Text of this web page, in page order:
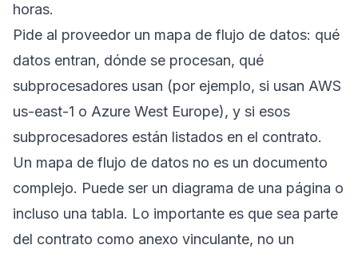
horas.
Pide al proveedor un mapa de flujo de datos: qué
datos entran, dónde se procesan, qué
subprocesadores usan (por ejemplo, si usan AWS
us-east-1 o Azure West Europe), y si esos
subprocesadores están listados en el contrato.
Un mapa de flujo de datos no es un documento
complejo. Puede ser un diagrama de una página o
incluso una tabla. Lo importante es que sea parte
del contrato como anexo vinculante, no un